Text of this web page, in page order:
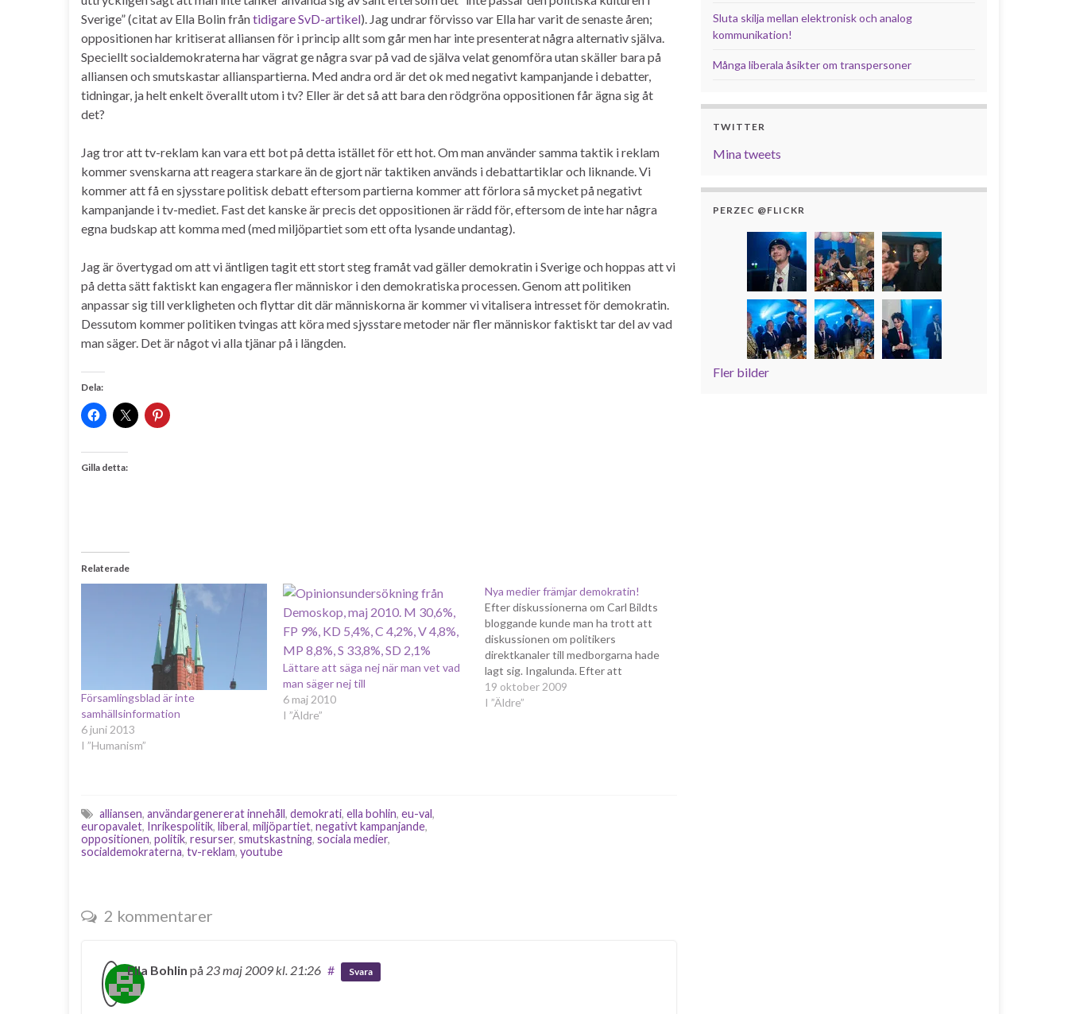
Sverige” (citat av Ella Bolin fråntidigare SvD-artikel). Jag undrar förvisso var Ella har varit de senaste åren;
oppositionen har kritiserat alliansen för i princip allt som går men har inte presenterat några alternativ själva.
Speciellt socialdemokraterna har vägrat ge några svar på vad de själva velat genomföra utan skäller bara på
alliansen och smutskastar allianspartierna. Med andra ord är det ok med negativt kampanjande i debatter,
tidningar, ja helt enkelt överallt utom i tv? Eller är det så att bara den rödgröna oppositionen får ägna sig åt
det?
Jag tror att tv-reklam kan vara ett bot på detta istället för ett hot. Om man använder samma taktik i reklam
kommer svenskarna att reagera starkare än de gjort när taktiken används i debattartiklar och liknande. Vi
kommer att få en sjysstare politisk debatt eftersom partierna kommer att förlora så mycket på negativt
kampanjande i tv-mediet. Fast det kanske är precis det oppositionen är rädd för, eftersom de inte har några
egna budskap att komma med (med miljöpartiet som ett ofta lysande undantag).
Jag är övertygad om att vi äntligen tagit ett stort steg framåt vad gäller demokratin i Sverige och hoppas att vi
på detta sätt faktiskt kan engagera fler människor i den demokratiska processen. Genom att politiken
anpassar sig till verkligheten och flyttar dit där människorna är kommer vi vitalisera intresset för demokratin.
Dessutom kommer politiken tvingas att köra med sjysstare metoder när fler människor faktiskt tar del av vad
man säger. Det är något vi alla tjänar på i längden.
Dela:
Gilla detta:
Relaterade
Församlingsblad är inte
samhällsinformation
6 juni 2013
I ”Humanism”
Lättare att säga nej när man vet vad
man säger nej till
6 maj 2010
I ”Äldre”
Nya medier främjar demokratin!
Efter diskussionerna om Carl Bildts
bloggande kunde man ha trott att
diskussionen om politikers
direktkanaler till medborgarna hade
lagt sig. Ingalunda. Efter att
Madeleine Sjöstedt på sin blogg
presenterat nyheten om att det inte
19 oktober 2009
I ”Äldre”
alliansen, användargenererat innehåll, demokrati, ella bohlin, eu-val,
europavalet, Inrikespolitik, liberal, miljöpartiet, negativt kampanjande,
oppositionen, politik, resurser, smutskastning, sociala medier,
socialdemokraterna, tv-reklam, youtube
2 kommentarer
Ella Bohlin på 23 maj 2009 kl. 21:26 # Svara
Sluta skilja mellan elektronisk och analog
kommunikation!
Många liberala åsikter om transpersoner
TWITTER
Mina tweets
PERZEC @FLICKR
Fler bilder